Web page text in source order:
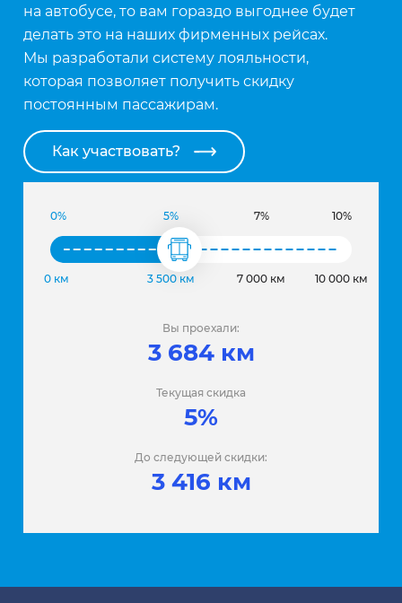
на автобусе, то вам гораздо выгоднее будет
делать это на наших фирменных рейсах.
Мы разработали систему лояльности,
которая позволяет получить скидку
постоянным пассажирам.
Как участвовать?
0% 5% 7% 10%
0 км 3 500 км 7 000 км 10 000 км
Вы проехали:
3 684 км
Текущая скидка
5%
До следующей скидки:
3 416 км